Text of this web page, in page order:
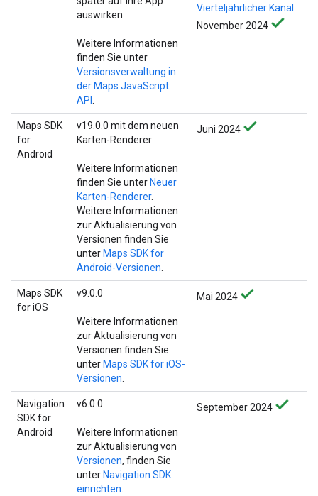
auswirken.
Weitere Informationen
finden Sie unter
Versionsverwaltung in
der Maps JavaScript
API .
Vierteljährlicher Kanal:
November 2024
Maps SDK
for
Android
v19.0.0 mit dem neuen
Karten-Renderer
Weitere Informationen
finden Sie unter Neuer
Karten-Renderer.
Weitere Informationen
zur Aktualisierung von
Versionen finden Sie
unter Maps SDK for
Android-Versionen.
Juni 2024
Maps SDK
for iOS
v9.0.0
Weitere Informationen
zur Aktualisierung von
Versionen finden Sie
unter Maps SDK for iOS-
Versionen.
Mai 2024
Navigation
SDK for
Android
v6.0.0
Weitere Informationen
zur Aktualisierung von
Versionen, finden Sie
unter Navigation SDK
einrichten.
September 2024